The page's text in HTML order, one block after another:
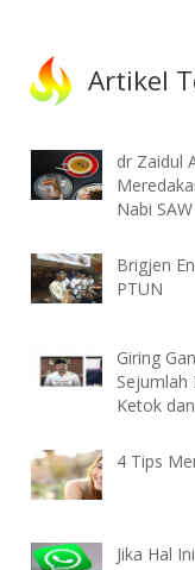
Artikel
dr Zaidul
Nabi SAW
Brigjen
PTUN
Giring
Sejumlah
Ketok
4 Tips
Jika Hal